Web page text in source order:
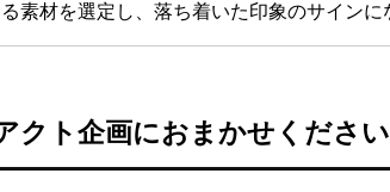
素材を選定し、落ち着いた印象のサインに
クト企画におまかせください